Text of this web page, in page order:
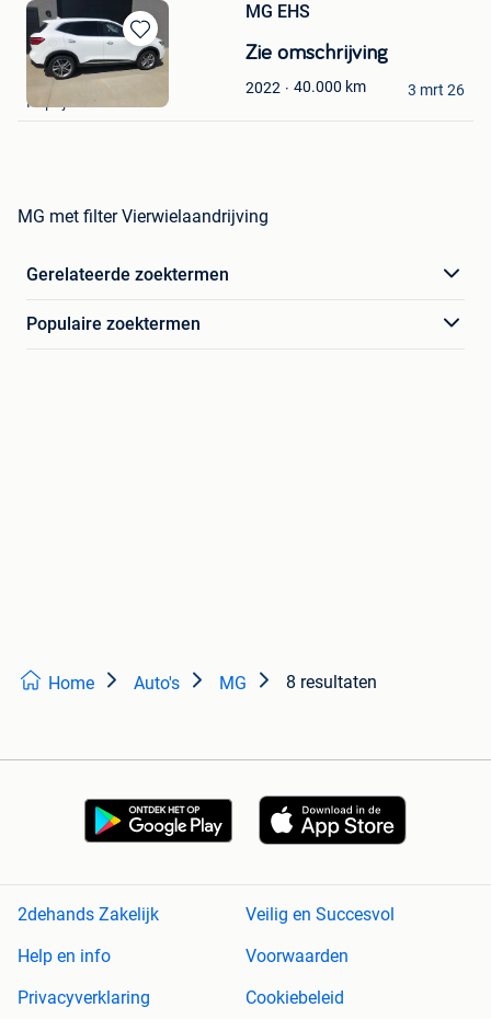
Bewaren
in
Favorieten
MG EHS
Zie omschrijving
2022 40.000 km
DC.L Containers
Kaprijke
3 mrt 26
MG met filter Vierwielaandrijving
Gerelateerde zoektermen
Populaire zoektermen
Home Auto's MG 8 resultaten
2dehands Zakelijk
Veilig en Succesvol
Help en info
Voorwaarden
Privacyverklaring
Cookiebeleid